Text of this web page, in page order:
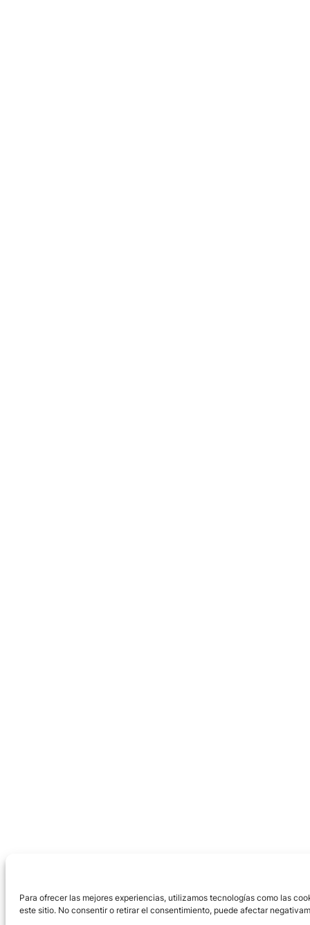
Para ofrecer las mejores experiencias, utilizamos tecnologías como las
este sitio. No consentir o retirar el consentimiento, puede afectar